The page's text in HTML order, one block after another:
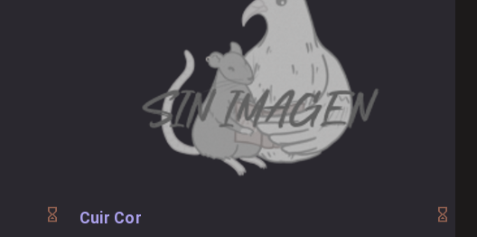
Cuir Cor